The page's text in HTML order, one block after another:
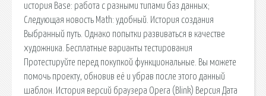
история Base: работа с разными типами баз данных;
Следующая новость Math: удобный. История создания
Выбранный путь. Однако попытки развиваться в качестве
художника. Бесплатные варианты тестирования
Протестируйте перед покупкой функциональные. Вы можете
помочь проекту, обновив её и убрав после этого данный
шаблон. История версий браузера Opera (Blink) Версия Дата